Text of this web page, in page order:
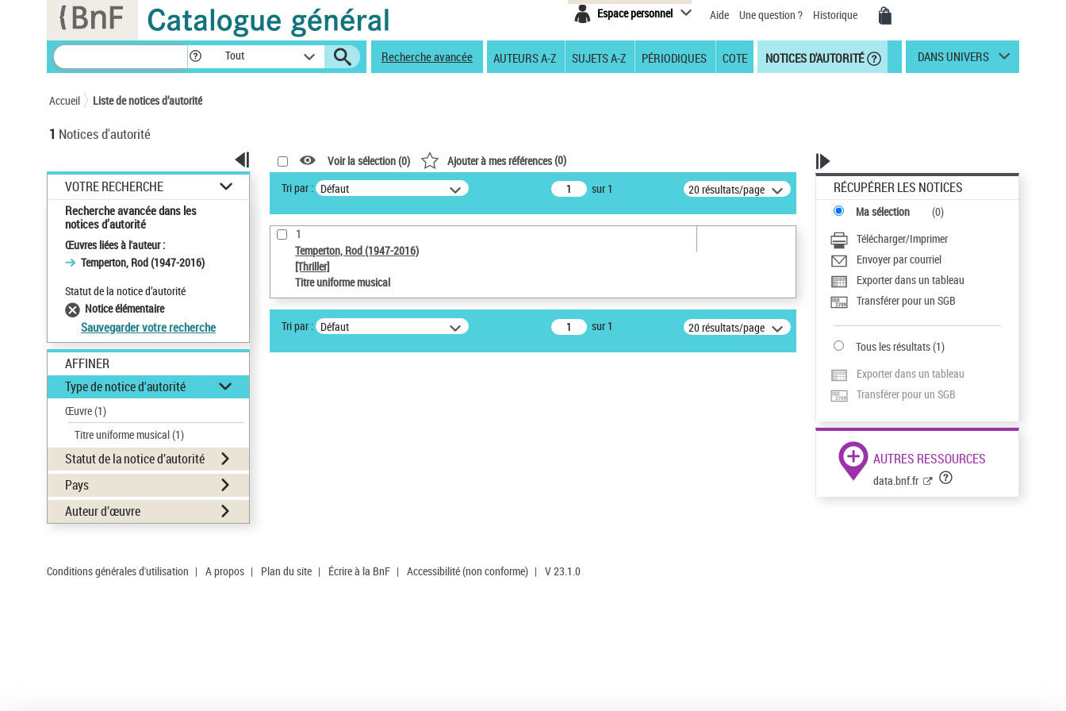
Espace personnel Aide Une question ? Historique
Tout Recherche avancée AUTEURS A-Z SUJETS A-Z PÉRIODIQUES COTE NOTICES D'AUTORITÉ DANS UNIVERS
Accueil Liste de notices d’autorité
1 Notices d'autorité
VOTRE RECHERCHE
Recherche avancée dans les
notices d’autorité
Œuvres liées à l'auteur :
Temperton, Rod (1947-2016)
Statut de la notice d’autorité
Notice élémentaire
Sauvegarder votre recherche
AFFINER
Type de notice d'autorité
Œuvre(1)
Titre uniforme musical(1)
Statut de la notice d’autorité
Pays
Auteur d’œuvre
Voir la sélection (0) Ajouter à mes références(0)
Tri par : Défaut sur 1 20 résultats/page
1
Temperton, Rod (1947-2016)
[Thriller]
Titre uniforme musical
Tri par : Défaut sur 1 20 résultats/page
RÉCUPÉRER LES NOTICES
Ma sélection (0)
Télécharger/Imprimer
Envoyer par courriel
Exporter dans un tableau
Transférer pour un SGB
Tous les résultats(1)
Exporter dans un tableau
Transférer pour un SGB
AUTRES RESSOURCES
data.bnf.fr
Conditions générales d'utilisation | A propos | Plan du site | Écrire à la BnF | Accessibilité (non conforme) | V 23.1.0
Panneau de gestion des cookies